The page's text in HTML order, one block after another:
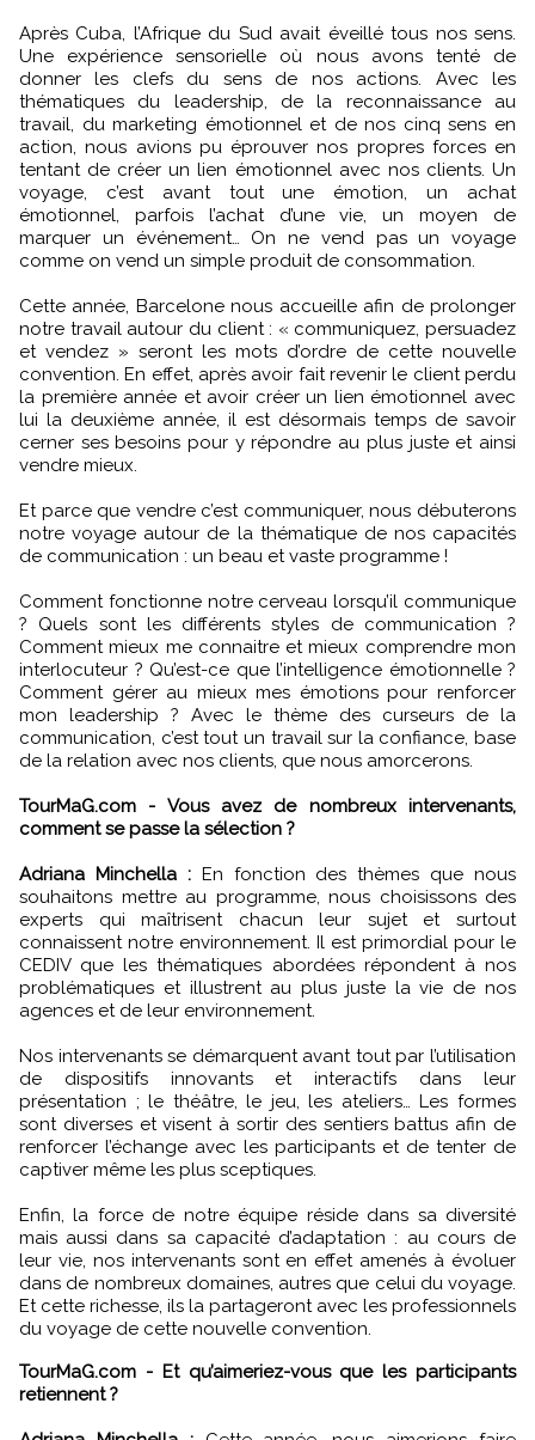
Après Cuba, l’Afrique du Sud avait éveillé tous nos sens.
Une expérience sensorielle où nous avons tenté de
donner les clefs du sens de nos actions. Avec les
thématiques du leadership, de la reconnaissance au
travail, du marketing émotionnel et de nos cinq sens en
action, nous avions pu éprouver nos propres forces en
tentant de créer un lien émotionnel avec nos clients. Un
voyage, c’est avant tout une émotion, un achat
émotionnel, parfois l’achat d’une vie, un moyen de
marquer un événement… On ne vend pas un voyage
comme on vend un simple produit de consommation.
Cette année, Barcelone nous accueille afin de prolonger
notre travail autour du client : « communiquez, persuadez
et vendez » seront les mots d’ordre de cette nouvelle
convention. En effet, après avoir fait revenir le client perdu
la première année et avoir créer un lien émotionnel avec
lui la deuxième année, il est désormais temps de savoir
cerner ses besoins pour y répondre au plus juste et ainsi
vendre mieux.
Et parce que vendre c’est communiquer, nous débuterons
notre voyage autour de la thématique de nos capacités
de communication : un beau et vaste programme !
Comment fonctionne notre cerveau lorsqu’il communique
? Quels sont les différents styles de communication ?
Comment mieux me connaitre et mieux comprendre mon
interlocuteur ? Qu’est-ce que l’intelligence émotionnelle ?
Comment gérer au mieux mes émotions pour renforcer
mon leadership ? Avec le thème des curseurs de la
communication, c’est tout un travail sur la confiance, base
de la relation avec nos clients, que nous amorcerons.
TourMaG.com - Vous avez de nombreux intervenants,
comment se passe la sélection ?
Adriana Minchella :En fonction des thèmes que nous
souhaitons mettre au programme, nous choisissons des
experts qui maîtrisent chacun leur sujet et surtout
connaissent notre environnement. Il est primordial pour le
CEDIV que les thématiques abordées répondent à nos
problématiques et illustrent au plus juste la vie de nos
agences et de leur environnement.
Nos intervenants se démarquent avant tout par l’utilisation
de dispositifs innovants et interactifs dans leur
présentation ; le théâtre, le jeu, les ateliers… Les formes
sont diverses et visent à sortir des sentiers battus afin de
renforcer l’échange avec les participants et de tenter de
captiver même les plus sceptiques.
Enfin, la force de notre équipe réside dans sa diversité
mais aussi dans sa capacité d’adaptation : au cours de
leur vie, nos intervenants sont en effet amenés à évoluer
dans de nombreux domaines, autres que celui du voyage.
Et cette richesse, ils la partageront avec les professionnels
du voyage de cette nouvelle convention.
TourMaG.com - Et qu’aimeriez-vous que les participants
retiennent ?